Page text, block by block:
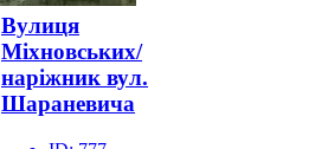
Вулиця
Міхновських/
наріжник вул.
Шараневича